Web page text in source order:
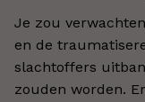
Je zou
en de
slachtoffers
zouden worden.